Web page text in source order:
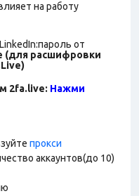
на работу
от
(для расшифровки
2fa.live: Нажми
прокси
аккаунтов(до 10)